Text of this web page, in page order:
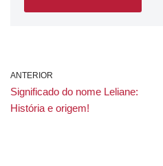
ANTERIOR
Significado do nome Leliane:
História e origem!